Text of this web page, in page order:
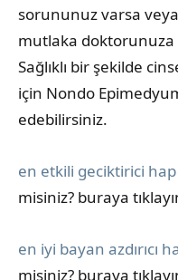
sorununuz varsa
mutlaka doktorunuza
Sağlıklı bir şekilde
için Nondo
edebilirsiniz.
en etkili geciktirici
misiniz? buraya
en iyi bayan azdırıcı
misiniz? buraya